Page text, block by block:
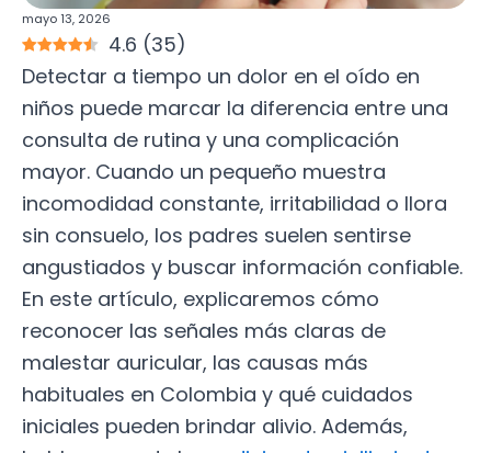
mayo 13, 2026
4.6 (35)
Detectar a tiempo un dolor en el oído en
niños puede marcar la diferencia entre una
consulta de rutina y una complicación
mayor. Cuando un pequeño muestra
incomodidad constante, irritabilidad o llora
sin consuelo, los padres suelen sentirse
angustiados y buscar información confiable.
En este artículo, explicaremos cómo
reconocer las señales más claras de
malestar auricular, las causas más
habituales en Colombia y qué cuidados
iniciales pueden brindar alivio. Además,